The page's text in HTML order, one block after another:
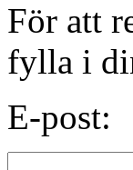
För att
fylla i
E-post: